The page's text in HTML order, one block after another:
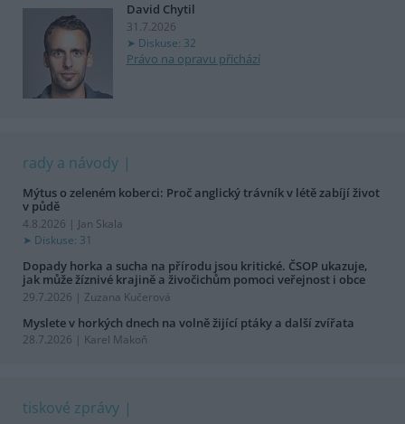
David Chytil
31.7.2026
Diskuse: 32
Právo na opravu přichází
rady a návody
Mýtus o zeleném koberci: Proč anglický trávník v létě zabíjí život
v půdě
4.8.2026 | Jan Skala
Diskuse: 31
Dopady horka a sucha na přírodu jsou kritické. ČSOP ukazuje,
jak může žíznivé krajině a živočichům pomoci veřejnost i obce
29.7.2026 | Zuzana Kučerová
Myslete v horkých dnech na volně žijící ptáky a další zvířata
28.7.2026 | Karel Makoň
tiskové zprávy